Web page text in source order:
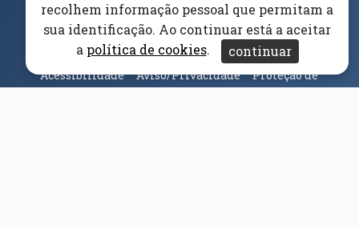
Elogios, Sugestões e Reclamações Livro Amarelo
Canal Denúncia(abre em nova janela)
Acessibilidade Aviso/Privacidade
Proteção de
Dados
recolhem informação pessoal que permitam a
sua identificação. Ao continuar está a aceitar
a política de cookies. continuar